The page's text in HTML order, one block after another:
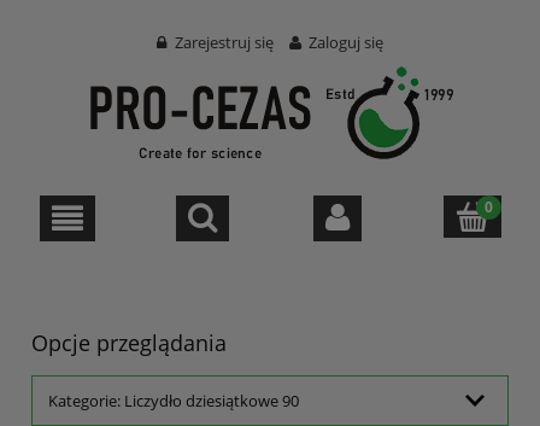
Zarejestruj się Zaloguj się
Opcje przeglądania
Kategorie: Liczydło dziesiątkowe 90